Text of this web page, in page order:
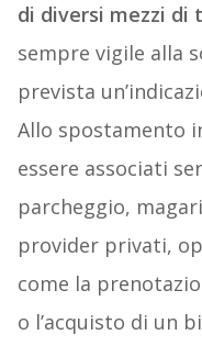
di diversi mezzi di
sempre vigile alla
prevista
Allo spostamento
essere associati
parcheggio,
provider privati,
come la
o l’acquisto di un